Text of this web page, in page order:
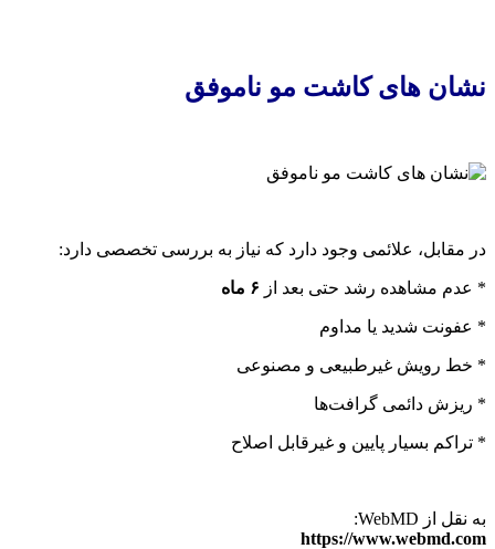
نشان ‌های کاشت مو ناموفق
در مقابل، علائمی وجود دارد که نیاز به بررسی تخصصی دارد:
* عدم مشاهده رشد حتی بعد از ۶ ماه
* عفونت شدید یا مداوم
* خط رویش غیرطبیعی و مصنوعی
* ریزش دائمی گرافت‌ها
* تراکم بسیار پایین و غیرقابل اصلاح
به نقل از WebMD:
https://www.webmd.com